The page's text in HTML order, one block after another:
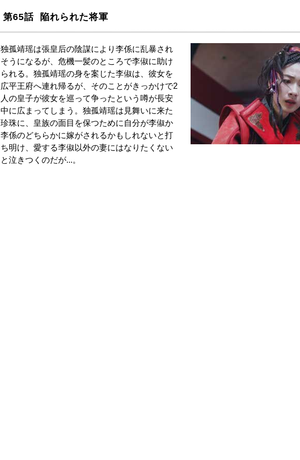
第65話 陥れられた将軍
独孤靖瑶は張皇后の陰謀により李係に乱暴され
そうになるが、危機一髪のところで李俶に助け
られる。独孤靖瑶の身を案じた李俶は、彼女を
広平王府へ連れ帰るが、そのことがきっかけで2
人の皇子が彼女を巡って争ったという噂が長安
中に広まってしまう。独孤靖瑶は見舞いに来た
珍珠に、皇族の面目を保つために自分が李俶か
李係のどちらかに嫁がされるかもしれないと打
ち明け、愛する李俶以外の妻にはなりたくない
と泣きつくのだが...。